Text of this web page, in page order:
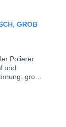
GROB
Polierer
grob